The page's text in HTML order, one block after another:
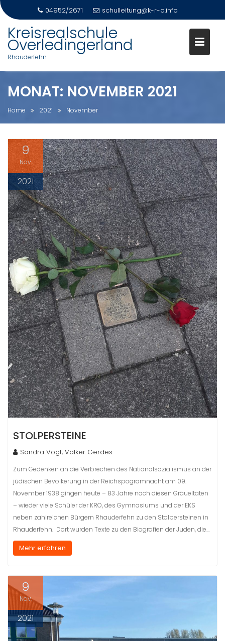
content
04952/2671 schulleitung@k-r-o.info
Kreisrealschule
Overledingerland
Rhauderfehn
MONAT: NOVEMBER 2021
Home 2021 November
9
Nov.
2021
STOLPERSTEINE
Sandra Vogt, Volker Gerdes
Zum Gedenken an die Verbrechen des Nationalsozialismus an der
jüdischen Bevölkerung in der Reichspogromnacht am 09.
November 1938 gingen heute – 83 Jahre nach diesen Gräueltaten
– wieder viele Schüler der KRO, des Gymnasiums und der EKS
neben zahlreichen Bürgern Rhauderfehn zu den Stolpersteinen in
Rhauderfehn. Dort wurden Texte zu den Biografien der Juden, die…
Mehr erfahren
9
Nov.
2021